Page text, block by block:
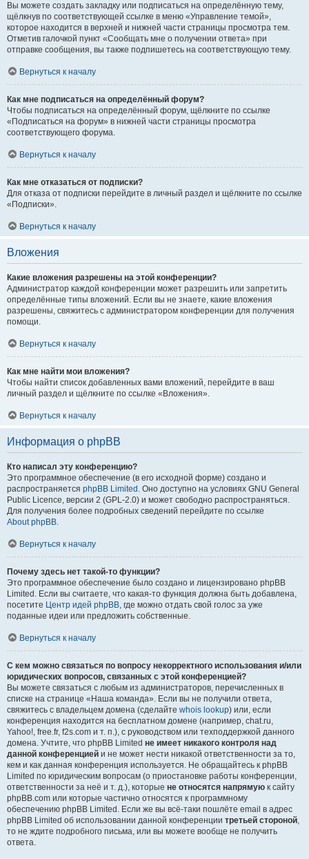
Вы можете создать закладку или подписаться на определённую тему,
щёлкнув по соответствующей ссылке в меню «Управление темой»,
которое находится в верхней и нижней части страницы просмотра тем.
Отметив галочкой пункт «Сообщать мне о получении ответа» при
отправке сообщения, вы также подпишетесь на соответствующую тему.
Вернуться к началу
Как мне подписаться на определённый форум?
Чтобы подписаться на определённый форум, щёлкните по ссылке
«Подписаться на форум» в нижней части страницы просмотра
соответствующего форума.
Вернуться к началу
Как мне отказаться от подписки?
Для отказа от подписки перейдите в личный раздел и щёлкните по ссылке
«Подписки».
Вернуться к началу
Вложения
Какие вложения разрешены на этой конференции?
Администратор каждой конференции может разрешить или запретить
определённые типы вложений. Если вы не знаете, какие вложения
разрешены, свяжитесь с администратором конференции для получения
помощи.
Вернуться к началу
Как мне найти мои вложения?
Чтобы найти список добавленных вами вложений, перейдите в ваш
личный раздел и щёлкните по ссылке «Вложения».
Вернуться к началу
Информация о phpBB
Кто написал эту конференцию?
Это программное обеспечение (в его исходной форме) создано и
распространяется phpBB Limited . Оно доступно на условиях GNU General
Public Licence, версии 2 (GPL-2.0) и может свободно распространяться.
Для получения более подробных сведений перейдите по ссылке
About phpBB.
Вернуться к началу
Почему здесь нет такой-то функции?
Это программное обеспечение было создано и лицензировано phpBB
Limited. Если вы считаете, что какая-то функция должна быть добавлена,
посетите Центр идей phpBB, где можно отдать свой голос за уже
поданные идеи или предложить собственные.
Вернуться к началу
С кем можно связаться по вопросу некорректного использования и/или
юридических вопросов, связанных с этой конференцией?
Вы можете связаться с любым из администраторов, перечисленных в
списке на странице «Наша команда». Если вы не получили ответа,
свяжитесь с владельцем домена (сделайте whois lookup) или, если
конференция находится на бесплатном домене (например, chat.ru,
Yahoo!, free.fr, f2s.com и т. п.), с руководством или техподдержкой данного
домена. Учтите, что phpBB Limited не имеет никакого контроля над
данной конференцией и не может нести никакой ответственности за то,
кем и как данная конференция используется. Не обращайтесь к phpBB
Limited по юридическим вопросам (о приостановке работы конференции,
ответственности за неё и т. д.), которые не относятся напрямую к сайту
phpBB.com или которые частично относятся к программному
обеспечению phpBB Limited. Если же вы всё-таки пошлёте email в адрес
phpBB Limited об использовании данной конференции третьей стороной,
то не ждите подробного письма, или вы можете вообще не получить
ответа.